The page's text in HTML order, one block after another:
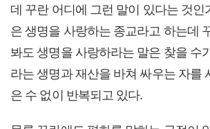
데 꾸란 어디에 그런 말이 있다는 것인
은 생명을 사랑하는 종교라고 하는데
봐도 생명을 사랑하라는 말은 찾을 수
라는 생명과 재산을 바쳐 싸우는 자를
은 수 없이 반복되고 있다.